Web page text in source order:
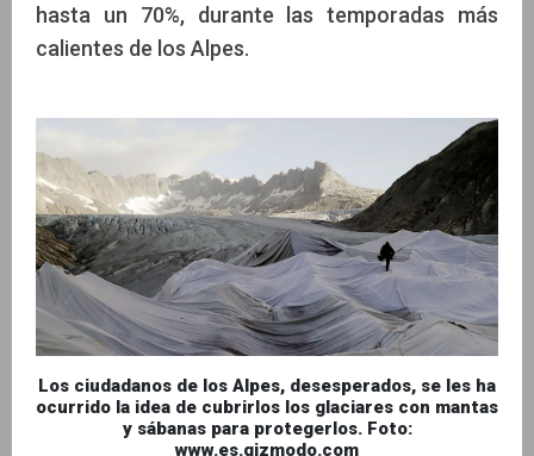
hasta un 70%, durante las temporadas más
calientes de los Alpes.
Los ciudadanos de los Alpes, desesperados, se les ha
ocurrido la idea de cubrirlos los glaciares con mantas
y sábanas para protegerlos. Foto:
www.es.gizmodo.com